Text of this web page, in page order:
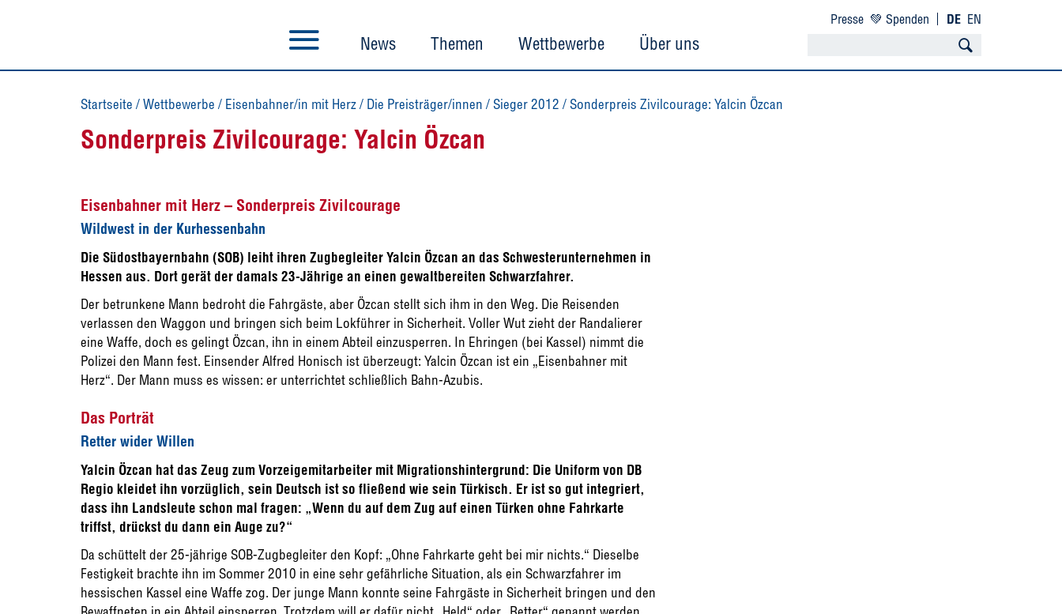
News Themen Wettbewerbe Über uns
Presse 💚 Spenden DE EN
Startseite /Wettbewerbe / Eisenbahner/in mit Herz/ Die Preisträger/innen /Sieger 2012 /Sonderpreis Zivilcourage: Yalcin Özcan
Sonderpreis Zivilcourage: Yalcin Özcan
Eisenbahner mit Herz – Sonderpreis Zivilcourage
Wildwest in der Kurhessenbahn
Die Südostbayernbahn (SOB) leiht ihren Zugbegleiter Yalcin Özcan an das Schwesterunternehmen in
Hessen aus. Dort gerät der damals 23-Jährige an einen gewaltbereiten Schwarzfahrer.
Der betrunkene Mann bedroht die Fahrgäste, aber Özcan stellt sich ihm in den Weg. Die Reisenden
verlassen den Waggon und bringen sich beim Lokführer in Sicherheit. Voller Wut zieht der Randalierer
eine Waffe, doch es gelingt Özcan, ihn in einem Abteil einzusperren. In Ehringen (bei Kassel) nimmt die
Polizei den Mann fest. Einsender Alfred Honisch ist überzeugt: Yalcin Özcan ist ein „Eisenbahner mit
Herz“. Der Mann muss es wissen: er unterrichtet schließlich Bahn-Azubis.
Das Porträt
Retter wider Willen
Yalcin Özcan hat das Zeug zum Vorzeigemitarbeiter mit Migrationshintergrund: Die Uniform von DB
Regio kleidet ihn vorzüglich, sein Deutsch ist so fließend wie sein Türkisch. Er ist so gut integriert,
dass ihn Landsleute schon mal fragen: „Wenn du auf dem Zug auf einen Türken ohne Fahrkarte
triffst, drückst du dann ein Auge zu?“
Da schüttelt der 25-jährige SOB-Zugbegleiter den Kopf: „Ohne Fahrkarte geht bei mir nichts.“ Dieselbe
Festigkeit brachte ihn im Sommer 2010 in eine sehr gefährliche Situation, als ein Schwarzfahrer im
hessischen Kassel eine Waffe zog. Der junge Mann konnte seine Fahrgäste in Sicherheit bringen und den